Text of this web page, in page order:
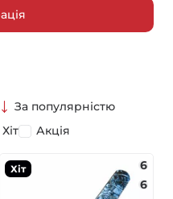
За популярністю
Хіт Акція
Хіт
6
6